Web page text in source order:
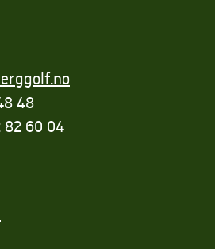
48
82 60 04